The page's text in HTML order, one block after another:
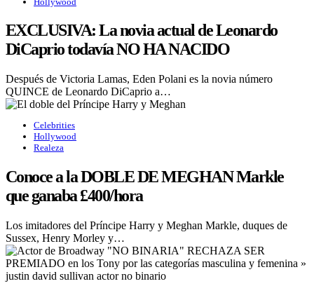
EXCLUSIVA: La novia actual de Leonardo
DiCaprio todavía NO HA NACIDO
Después de Victoria Lamas, Eden Polani es la novia número
QUINCE de Leonardo DiCaprio a…
Celebrities
Hollywood
Realeza
Conoce a la DOBLE DE MEGHAN Markle
que ganaba £400/hora
Los imitadores del Príncipe Harry y Meghan Markle, duques de
Sussex, Henry Morley y…